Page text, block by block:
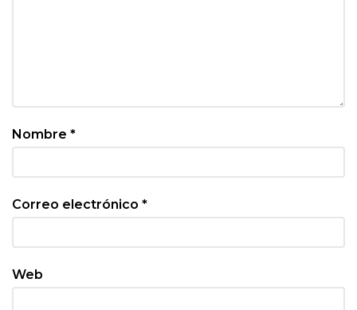
Nombre *
Correo electrónico *
Web